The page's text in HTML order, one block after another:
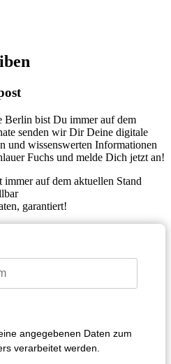
Berlin bist Du immer auf dem
senden wir Dir Deine digitale
und wissenswerten Informationen
Fuchs und melde Dich jetzt an!
auf dem aktuellen Stand
garantiert!
angegebenen Daten zum
verarbeitet werden.